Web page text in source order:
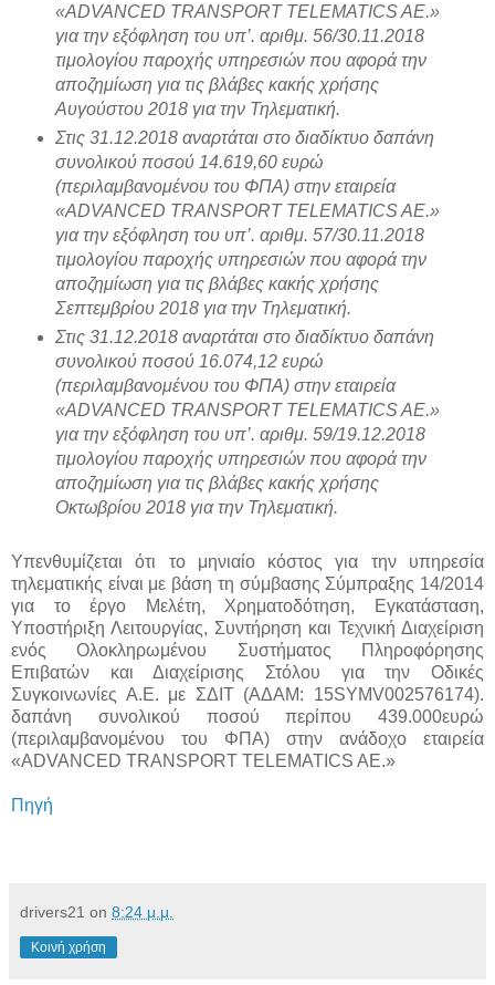
«ADVANCED TRANSPORT TELEMATICS AE.»
για την εξόφληση του υπ’. αριθμ. 56/30.11.2018
τιμολογίου παροχής υπηρεσιών που αφορά την
αποζημίωση για τις βλάβες κακής χρήσης
Αυγούστου 2018 για την Τηλεματική.
Στις 31.12.2018 αναρτάται στο διαδίκτυο δαπάνη
συνολικού ποσού 14.619,60 ευρώ
(περιλαμβανομένου του ΦΠΑ) στην εταιρεία
«ADVANCED TRANSPORT TELEMATICS AE.»
για την εξόφληση του υπ’. αριθμ. 57/30.11.2018
τιμολογίου παροχής υπηρεσιών που αφορά την
αποζημίωση για τις βλάβες κακής χρήσης
Σεπτεμβρίου 2018 για την Τηλεματική.
Στις 31.12.2018 αναρτάται στο διαδίκτυο δαπάνη
συνολικού ποσού 16.074,12 ευρώ
(περιλαμβανομένου του ΦΠΑ) στην εταιρεία
«ADVANCED TRANSPORT TELEMATICS AE.»
για την εξόφληση του υπ’. αριθμ. 59/19.12.2018
τιμολογίου παροχής υπηρεσιών που αφορά την
αποζημίωση για τις βλάβες κακής χρήσης
Οκτωβρίου 2018 για την Τηλεματική.
Υπενθυμίζεται ότι το μηνιαίο κόστος για την υπηρεσία
τηλεματικής είναι με βάση τη σύμβασης Σύμπραξης 14/2014
για το έργο Μελέτη, Χρηματοδότηση, Εγκατάσταση,
Υποστήριξη Λειτουργίας, Συντήρηση και Τεχνική Διαχείριση
ενός Ολοκληρωμένου Συστήματος Πληροφόρησης
Επιβατών και Διαχείρισης Στόλου για την Οδικές
Συγκοινωνίες Α.Ε. με ΣΔΙΤ (ΑΔΑΜ: 15SYMV002576174).
δαπάνη συνολικού ποσού περίπου 439.000ευρώ
(περιλαμβανομένου του ΦΠΑ) στην ανάδοχο εταιρεία
«ADVANCED TRANSPORT TELEMATICS AE.»
Πηγή
drivers21 on 8:24 μ.μ.
Κοινή χρήση